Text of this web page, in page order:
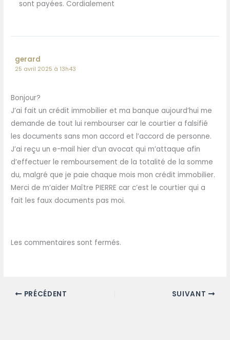
sont payées. Cordialement
gerard
25 avril 2025 à 13h43
Bonjour?
J’ai fait un crédit immobilier et ma banque aujourd’hui me
demande de tout lui rembourser car le courtier a falsifié
les documents sans mon accord et l’accord de personne.
J’ai reçu un e-mail hier d’un avocat qui m’attaque afin
d’effectuer le remboursement de la totalité de la somme
du, malgré que je paie chaque mois mon crédit immobilier.
Merci de m’aider Maître PIERRE car c’est le courtier qui a
fait les faux documents pas moi.
Les commentaires sont fermés.
PRÉCÉDENT SUIVANT